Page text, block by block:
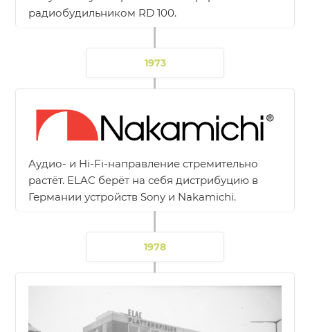
радиобудильником RD 100.
1973
Аудио- и Hi-Fi-направление стремительно
растёт. ELAC берёт на себя дистрибуцию в
Германии устройств Sony и Nakamichi.
1978